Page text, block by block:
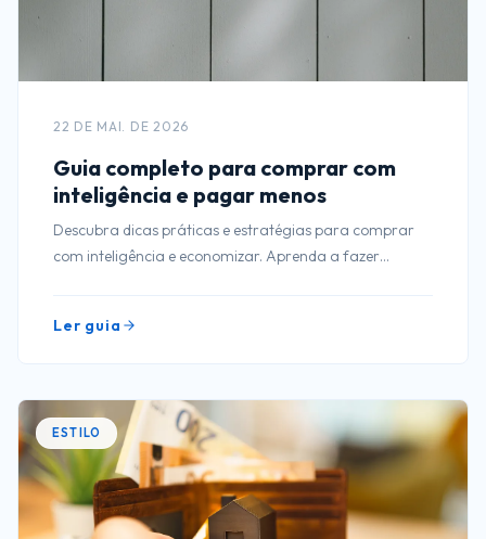
22 DE MAI. DE 2026
Guia completo para comprar com
inteligência e pagar menos
Descubra dicas práticas e estratégias para comprar
com inteligência e economizar. Aprenda a fazer
Ler guia
ESTILO